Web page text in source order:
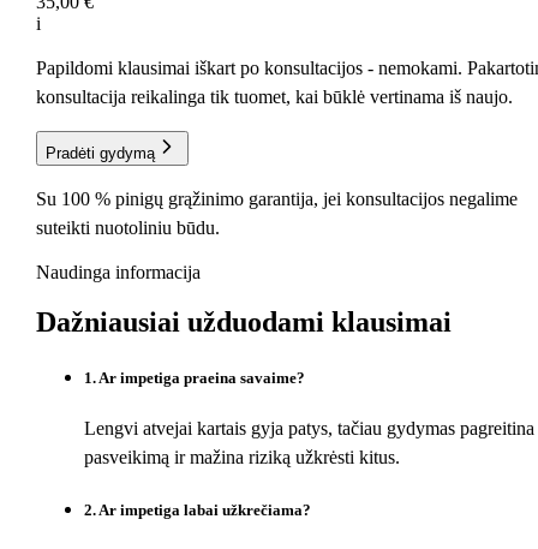
i
Papildomi klausimai iškart po konsultacijos - nemokami.
konsultacija reikalinga tik tuomet, kai būklė vertinama iš naujo.
Pradėti gydymą
Su 100 % pinigų grąžinimo garantija, jei konsultacijos negalime
suteikti nuotoliniu būdu.
Naudinga informacija
Dažniausiai užduodami klausimai
1. Ar impetiga praeina savaime?
Lengvi atvejai kartais gyja patys, tačiau gydymas pagreitina
pasveikimą ir mažina riziką užkrėsti kitus.
2. Ar impetiga labai užkrečiama?